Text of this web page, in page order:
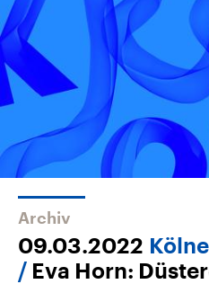
Archiv
09.03.2022
Eva Horn: